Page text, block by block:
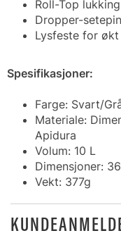
Roll-Top lukking
Dropper-
Lysfeste for
Spesifikasjoner:
Farge: Svart/
Materiale:
Apidura
Volum: 10 L
Dimensjoner:
Vekt: 377g